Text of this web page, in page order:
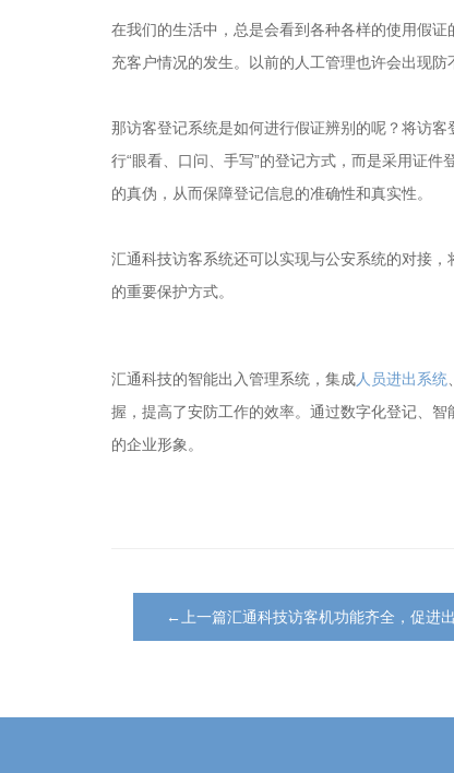
在我们的生活中，总是会看到各种各样的使用假
充客户情况的发生。以前的人工管理也许会出现
那访客登记系统是如何进行假证辨别的呢？将访
行“眼看、口问、手写”的登记方式，而是采用证
的真伪，从而保障登记信息的准确性和真实性。
汇通科技访客系统还可以实现与公安系统的对接
的重要保护方式。
汇通科技的智能出入管理系统，集成人员进出系统
握，提高了安防工作的效率。通过数字化登记、
的企业形象。
←上一篇汇通科技访客机功能齐全，促进